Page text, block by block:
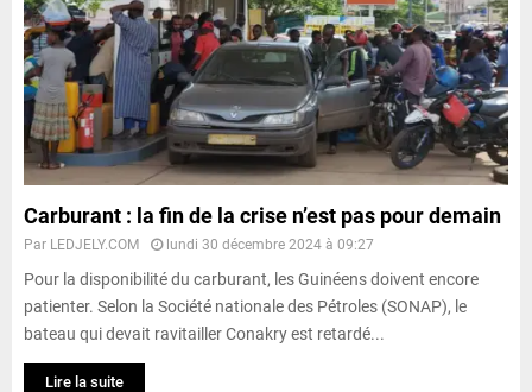
Carburant : la fin de la crise n’est pas pour demain
Par LEDJELY.COM lundi 30 décembre 2024 à 09:27
Pour la disponibilité du carburant, les Guinéens doivent encore
patienter. Selon la Société nationale des Pétroles (SONAP), le
bateau qui devait ravitailler Conakry est retardé...
Lire la suite